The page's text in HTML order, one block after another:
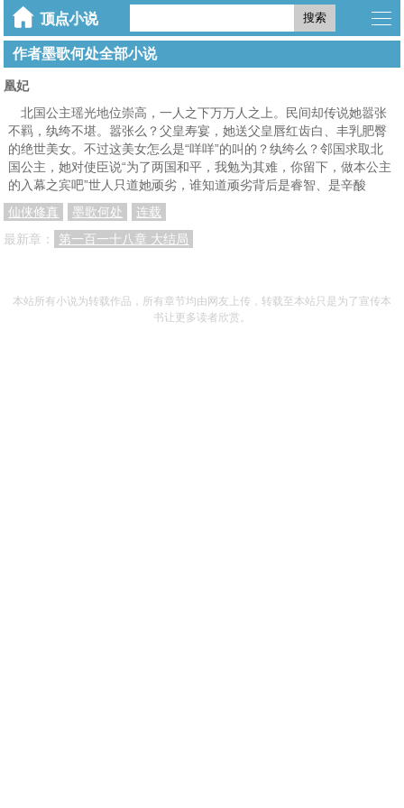
搜索
作者墨歌何处全部小说
凰妃
北国公主瑶光地位崇高，一人之下万万人之上。民间却传说她嚣张
不羁，纨绔不堪。嚣张么？父皇寿宴，她送父皇唇红齿白、丰乳肥臀
的绝世美女。不过这美女怎么是“咩咩”的叫的？纨绔么？邻国求取北
国公主，她对使臣说“为了两国和平，我勉为其难，你留下，做本公主
的入幕之宾吧”世人只道她顽劣，谁知道顽劣背后是睿智、是辛酸
仙侠修真
墨歌何处
连载
最新章：
第一百一十八章 大结局
本站所有小说为转载作品，所有章节均由网友上传，转载至本站只是为了宣传本
书让更多读者欣赏。